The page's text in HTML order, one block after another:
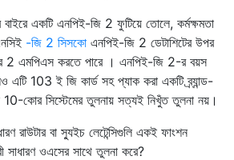
বাইরে একটি এনপিই-জি 2 ফুটিয়ে তোলে, কর্মক্ষমতা
-জি 2 সিসকো এনপিই-জি 2 ডেটাশিটের উপর
2 এমপিএস করতে পারে । এনপিই-জি 2-র বয়স
এটি 103 ই জি কার্ড সহ প্যাক করা একটি ব্র্যান্ড-
10-কোর সিস্টেমের তুলনায় সত্যই নিখুঁত তুলনা নয়।
রাউটার বা স্যুইচ লেটেন্সিগুলি একই ফাংশন
সাধারণ ওএসের সাথে তুলনা করে?